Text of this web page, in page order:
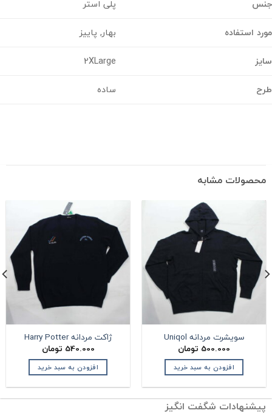
پلی استر
استفاده
بهار, پاییز
2XLarge
ساده
مشابه
سویشرت مردانه Uniqol
500.000 تومان
افزودن به سبد خرید
ژاکت مردانه Harry Potter
540.000تومان
افزودن به سبد خرید
شگفت انگیز